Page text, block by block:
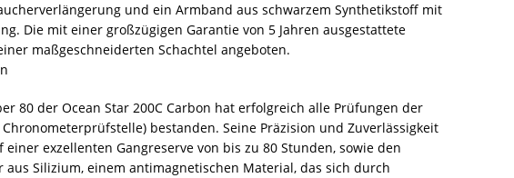
und ein Armband aus schwarzem Synthetikstoff mit
Die mit einer großzügigen Garantie von 5 Jahren ausgestattete
maßgeschneiderten Schachtel angeboten.
80 der Ocean Star 200C Carbon hat erfolgreich alle Prüfungen der
Chronometerprüfstelle) bestanden. Seine Präzision und Zuverlässigkeit
exzellenten Gangreserve von bis zu 80 Stunden, sowie den
Silizium, einem antimagnetischen Material, das sich durch